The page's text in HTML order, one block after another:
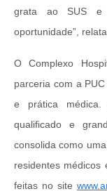
grata ao SUS e
oportunidade”, relata.
O Complexo
parceria com a
e prática médica.
qualificado e
consolida como
residentes médicos
feitas no site